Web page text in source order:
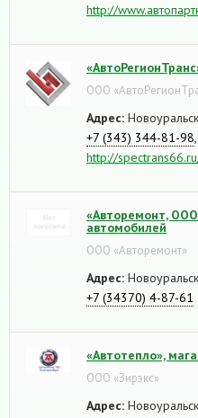
http://
ООО
Адрес:
+7 (343) 344-81-98
http://
«Авторемонт,
автомобилей
ООО «Авторемонт»
Адрес:
+7 (34370) 4-87-61
«Автотепло»,
ООО «Зирэкс»
Адрес: